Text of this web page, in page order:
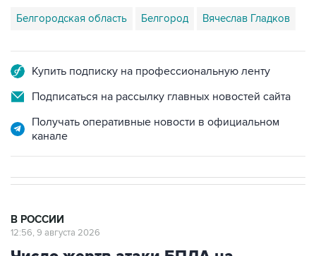
Подписаться на рассылку главных новостей сайта
Получать оперативные новости в официальном
Число жертв атаки БПЛА на
Белгород выросло до пяти